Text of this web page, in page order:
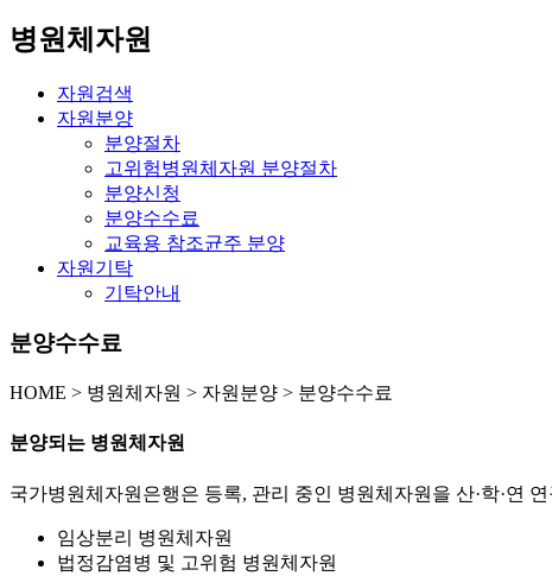
병원체자원
자원검색
자원분양
분양절차
고위험병원체자원 분양절차
분양신청
분양수수료
교육용 참조균주 분양
자원기탁
기탁안내
분양수수료
HOME > 병원체자원 > 자원분양 > 분양수수료
분양되는 병원체자원
국가병원체자원은행은 등록, 관리 중인 병원체자원을 산·학·연
임상분리 병원체자원
법정감염병 및 고위험 병원체자원